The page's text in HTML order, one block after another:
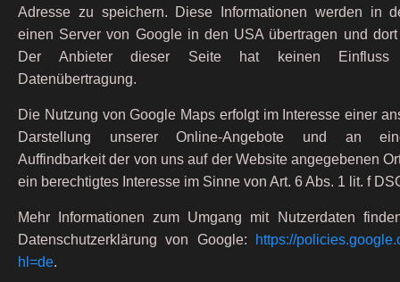
Adresse zu speichern. Diese Informationen werden in
einen Server von Google in den USA übertragen und dort
Der Anbieter dieser Seite hat keinen
Datenübertragung.
Die Nutzung von Google Maps erfolgt im Interesse einer
Darstellung unserer Online-Angebote und an
Auffindbarkeit der von uns auf der Website angegebenen
ein berechtigtes Interesse im Sinne von Art. 6 Abs. 1 lit. f
Mehr Informationen zum Umgang mit Nutzerdaten
Datenschutzerklärung von Google:
https://
hl=de.